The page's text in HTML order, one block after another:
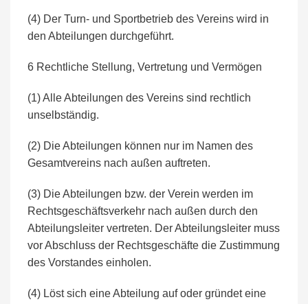
(4) Der Turn- und Sportbetrieb des Vereins wird in
den Abteilungen durchgeführt.
6 Rechtliche Stellung, Vertretung und Vermögen
(1) Alle Abteilungen des Vereins sind rechtlich
unselbständig.
(2) Die Abteilungen können nur im Namen des
Gesamtvereins nach außen auftreten.
(3) Die Abteilungen bzw. der Verein werden im
Rechtsgeschäftsverkehr nach außen durch den
Abteilungsleiter vertreten. Der Abteilungsleiter muss
vor Abschluss der Rechtsgeschäfte die Zustimmung
des Vorstandes einholen.
(4) Löst sich eine Abteilung auf oder gründet eine